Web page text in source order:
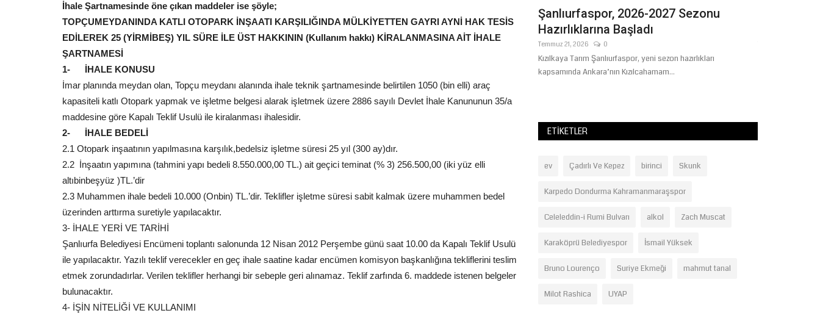
İhale Şartnamesinde öne çıkan maddeler ise şöyle;
TOPÇUMEYDANINDA KATLI OTOPARK İNŞAATI KARŞILIĞINDA MÜLKİYETTEN GAYRI AYNİ HAK TESİS
EDİLEREK 25 (YİRMİBEŞ) YIL SÜRE İLE ÜST HAKKININ (Kullanım hakkı) KİRALANMASINA AİT İHALE
ŞARTNAMESİ
1- İHALE KONUSU
İmar planında meydan olan, Topçu meydanı alanında ihale teknik şartnamesinde belirtilen 1050 (bin elli) araç
kapasiteli katlı Otopark yapmak ve işletme belgesi alarak işletmek üzere 2886 sayılı Devlet İhale Kanununun 35/a
maddesine göre Kapalı Teklif Usulü ile kiralanması ihalesidir.
2- İHALE BEDELİ
2.1 Otopark inşaatının yapılmasına karşılık,bedelsiz işletme süresi 25 yıl (300 ay)dır.
2.2 İnşaatın yapımına (tahmini yapı bedeli 8.550.000,00 TL.) ait geçici teminat (% 3) 256.500,00 (iki yüz elli
altıbinbeşyüz )TL.’dir
2.3 Muhammen ihale bedeli 10.000 (Onbin) TL.’dir. Teklifler işletme süresi sabit kalmak üzere muhammen bedel
üzerinden arttırma suretiyle yapılacaktır.
3- İHALE YERİ VE TARİHİ
Şanlıurfa Belediyesi Encümeni toplantı salonunda 12 Nisan 2012 Perşembe günü saat 10.00 da Kapalı Teklif Usulü
ile yapılacaktır. Yazılı teklif verecekler en geç ihale saatine kadar encümen komisyon başkanlığına tekliflerini teslim
etmek zorundadırlar. Verilen teklifler herhangi bir sebeple geri alınamaz. Teklif zarfında 6. maddede istenen belgeler
bulunacaktır.
4- İŞİN NİTELİĞİ VE KULLANIMI
Karaköprü Yaşam Park Çürümeye Terk
Edildi: Milyonluk Yaşam...
Temmuz 1, 2026
Karaköprü Yaşam Park kompleksinde incelemelerde bulunan
HÜDA PAR İlçe Başkanı Mustafa...
Doç. Dr. Çiğdem Cindoğlu’ndan
Şanlıurfalılara Sıcak Uyarısı:...
Şanlıurfaspor, 2026-2027 Sezonu
Hazırlıklarına Başladı
Temmuz 21, 2026 0
Kızılkaya Tarım Şanlıurfaspor, yeni sezon hazırlıkları
kapsamında Ankara’nın Kızılcahamam...
ETIKETLER
ev Çadırlı Ve Kepez birinci Skunk
Karpedo Dondurma Kahramanmaraşspor
Celeleddin-i Rumi Bulvarı alkol Zach Muscat
Karaköprü Belediyespor İsmail Yüksek
Bruno Lourenço Suriye Ekmeği mahmut tanal
Milot Rashica UYAP